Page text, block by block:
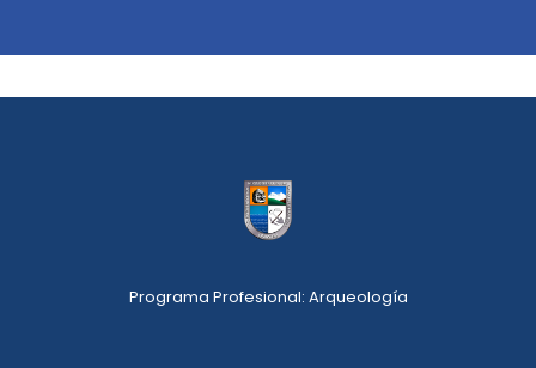
Programa Profesional: Arqueología